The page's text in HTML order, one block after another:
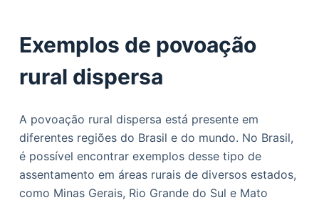
Exemplos de povoação
rural dispersa
A povoação rural dispersa está presente em
diferentes regiões do Brasil e do mundo. No Brasil,
é possível encontrar exemplos desse tipo de
assentamento em áreas rurais de diversos estados,
como Minas Gerais, Rio Grande do Sul e Mato